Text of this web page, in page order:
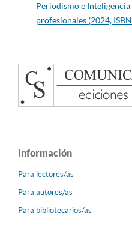
Periodismo e
profesionales (2024,
Información
Para lectores/as
Para autores/as
Para bibliotecarios/as